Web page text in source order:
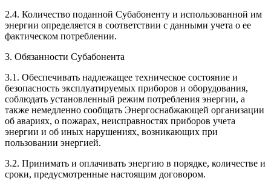
2.4. Количество поданной Субабоненту и использованной им
энергии определяется в соответствии с данными учета о ее
фактическом потреблении.
3. Обязанности Субабонента
3.1. Обеспечивать надлежащее техническое состояние и
безопасность эксплуатируемых приборов и оборудования,
соблюдать установленный режим потребления энергии, а
также немедленно сообщать Энергоснабжающей организации
об авариях, о пожарах, неисправностях приборов учета
энергии и об иных нарушениях, возникающих при
пользовании энергией.
3.2. Принимать и оплачивать энергию в порядке, количестве и
сроки, предусмотренные настоящим договором.